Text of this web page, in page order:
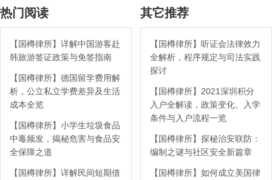
热门阅读
【国樽律所】详解中国游客赴
韩旅游签证政策与免签指南
【国樽律所】德国留学费用解
析，公立私立学费差异及生活
成本全览
【国樽律所】小学生垃圾食品
中毒频发，揭秘危害与食品安
全保障之道
【国樽律所】详解民间短期借
其它推荐
【国樽律所】听证会法律效力
全解析，程序规定与司法实践
探讨
【国樽律所】2021深圳积分
入户全解读，政策变化、入学
条件与入户流程一览
【国樽律所】探秘治安联防：
编制之谜与社区安全新篇章
【国樽律所】如何成立美国律